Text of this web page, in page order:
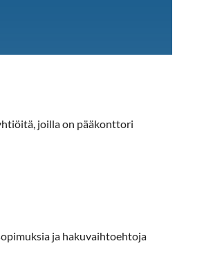
joilla on pääkonttori
ja hakuvaihtoehtoja